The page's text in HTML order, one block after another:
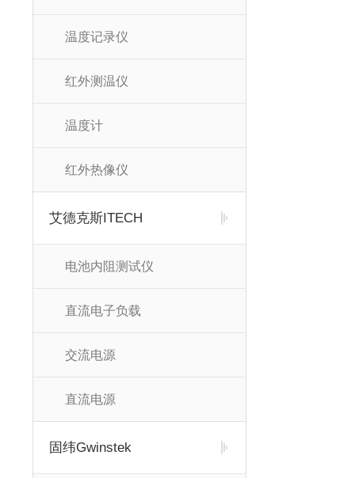
温度记录仪
红外测温仪
温度计
红外热像仪
艾德克斯ITECH
电池内阻测试仪
直流电子负载
交流电源
直流电源
固纬Gwinstek